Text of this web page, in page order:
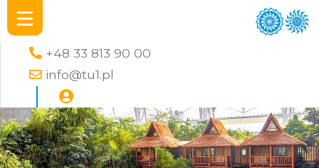
+48 33 813 90 00
info@tu1.pl